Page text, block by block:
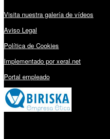
Visita nuestra galería de vídeos
Aviso Legal
Política de Cookies
Implementado por xeral.net
Portal empleado